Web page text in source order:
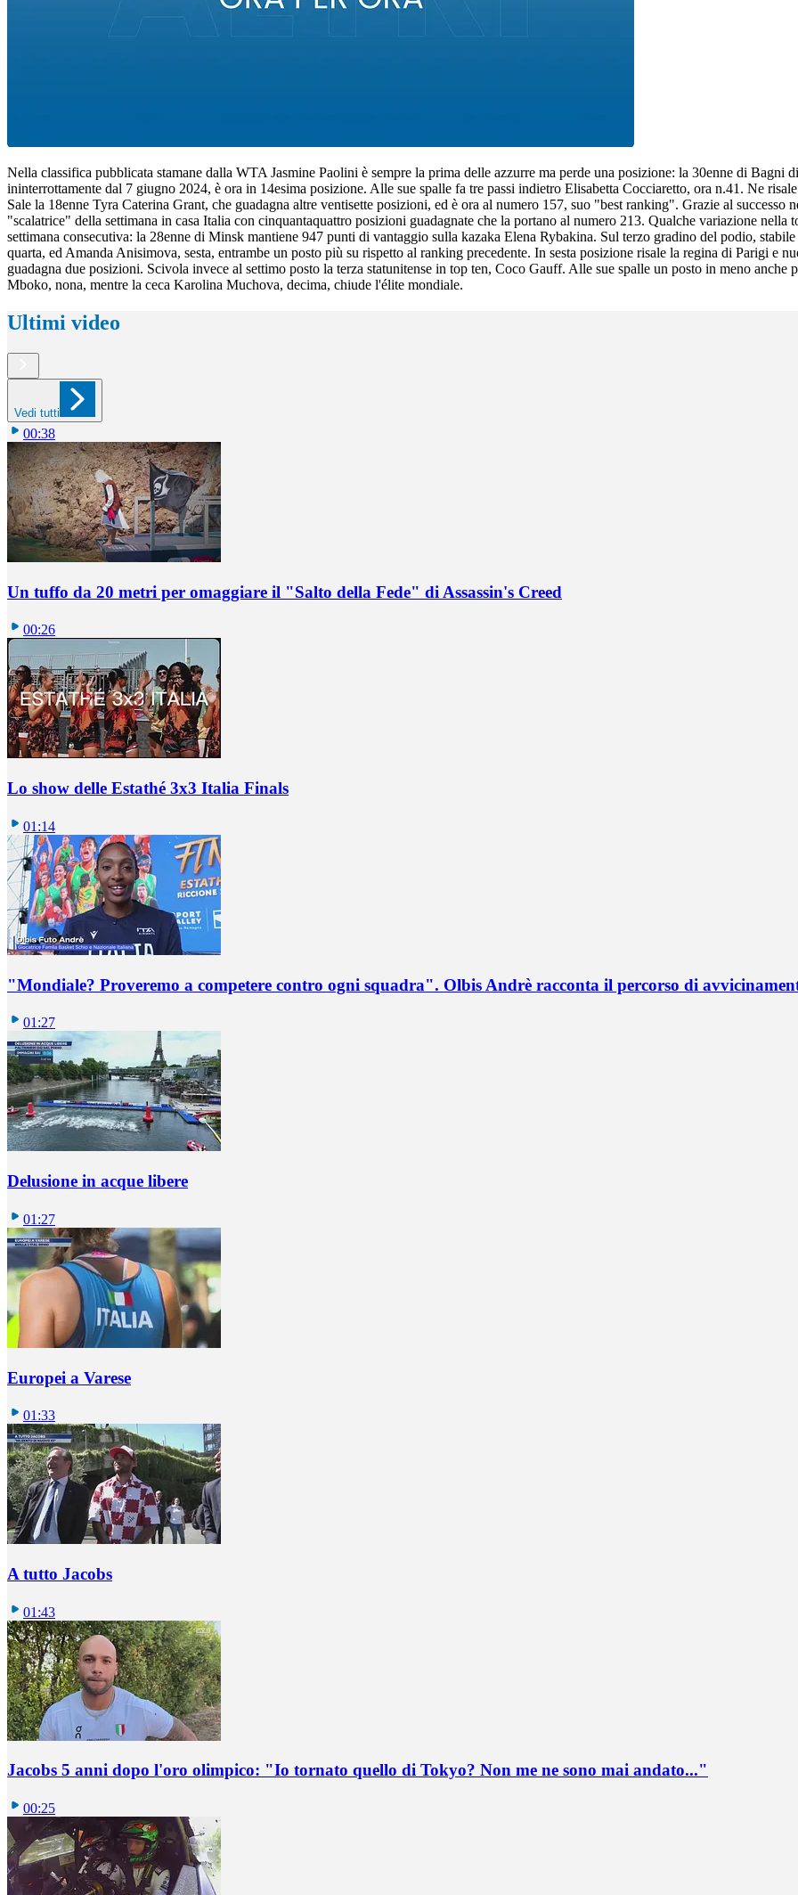
Nella classifica pubblicata stamane dalla WTA Jasmine Paolini è sempre la prima delle azzurre ma perde una posizione: la 30enne di Bagni
ininterrottamente dal 7 giugno 2024, è ora in 14esima posizione. Alle sue spalle fa tre passi indietro Elisabetta Cocciaretto, ora n.41. Ne
Sale la 18enne Tyra Caterina Grant, che guadagna altre ventisette posizioni, ed è ora al numero 157, suo "best ranking". Grazie al
"scalatrice" della settimana in casa Italia con cinquantaquattro posizioni guadagnate che la portano al numero 213. Qualche variazione nella
settimana consecutiva: la 28enne di Minsk mantiene 947 punti di vantaggio sulla kazaka Elena Rybakina. Sul terzo gradino del podio,
quarta, ed Amanda Anisimova, sesta, entrambe un posto più su rispetto al ranking precedente. In sesta posizione risale la regina di Parigi e
guadagna due posizioni. Scivola invece al settimo posto la terza statunitense in top ten, Coco Gauff. Alle sue spalle un posto in meno
Mboko, nona, mentre la ceca Karolina Muchova, decima, chiude l'élite mondiale.
Ultimi video
Vedi tutti
00:38
Un tuffo da 20 metri per omaggiare il "Salto della Fede" di Assassin's Creed
00:26
Lo show delle Estathé 3x3 Italia Finals
01:14
"Mondiale? Proveremo a competere contro ogni squadra". Olbis Andrè racconta il percorso di
01:27
Delusione in acque libere
01:27
Europei a Varese
01:33
A tutto Jacobs
01:43
Jacobs 5 anni dopo l'oro olimpico: "Io tornato quello di Tokyo? Non me ne sono mai andato..."
00:25